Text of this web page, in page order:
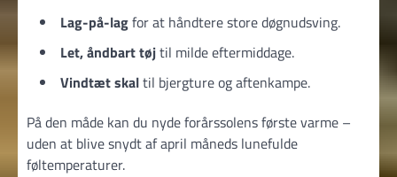
Lag-på-lagfor at håndtere store døgnudsving.
Let, åndbart tøjtil milde eftermiddage.
Vindtæt skaltil bjergture og aftenkampe.
På den måde kan du nyde forårssolens første varme –
uden at blive snydt af april måneds lunefulde
føltemperaturer.